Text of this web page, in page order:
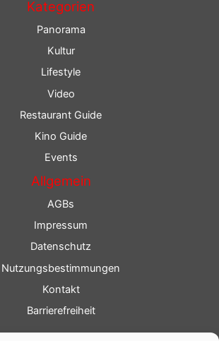
Kategorien
Panorama
Kultur
Lifestyle
Video
Restaurant Guide
Kino Guide
Events
Allgemein
AGBs
Impressum
Datenschutz
Nutzungsbestimmungen
Kontakt
Barrierefreiheit